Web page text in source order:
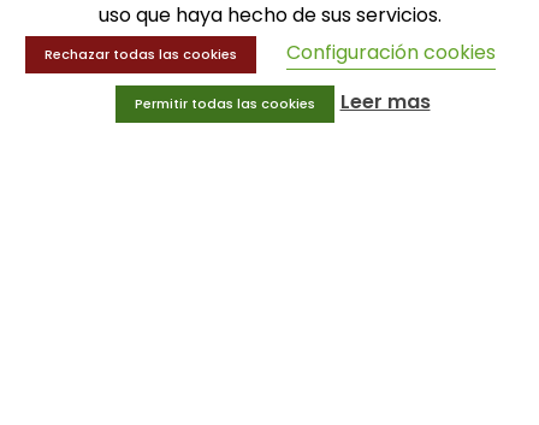
Educación física
Entrenamiento y educación física
uso que haya hecho de sus servicios.
Rechazar todas las cookies Configuración cookies
Permitir todas las cookies Leer mas